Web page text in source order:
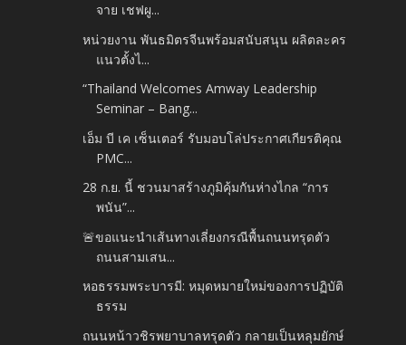
จาย เชฟผู...
หน่วยงาน พันธมิตรจีนพร้อมสนับสนุน ผลิตละคร
แนวตั้งไ...
“Thailand Welcomes Amway Leadership
Seminar – Bang...
เอ็ม บี เค เซ็นเตอร์ รับมอบโล่ประกาศเกียรติคุณ
PMC...
28 ก.ย. นี้ ชวนมาสร้างภูมิคุ้มกันห่างไกล “การ
พนัน”...
🚨ขอแนะนำเส้นทางเลี่ยงกรณีพื้นถนนทรุดตัว
ถนนสามเสน...
หอธรรมพระบารมี: หมุดหมายใหม่ของการปฏิบัติ
ธรรม
ถนนหน้าวชิรพยาบาลทรุดตัว กลายเป็นหลุมยักษ์